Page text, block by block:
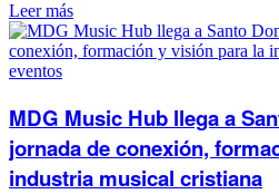
Leer más
eventos
MDG Music Hub llega a
jornada de conexión,
industria musical cristiana